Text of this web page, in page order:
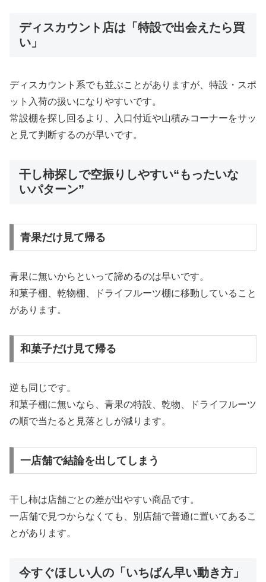
ディスカウント店は「特設で出会えたら買
い」
ディスカウント系でも並ぶことがありますが、特設・スポ
ット入荷の扱いになりやすいです。
常設棚を探し回るより、入口付近や山積みコーナーをサッ
と見て判断するのが早いです。
干し柿探しで空振りしやすい“もったいな
いパターン”
青果だけ見て帰る
青果に無いからといって諦めるのは早いです。
和菓子棚、乾物棚、ドライフルーツ棚に移動していること
があります。
和菓子だけ見て帰る
逆も同じです。
和菓子棚に無いなら、青果の特設、乾物、ドライフルーツ
の順で当たると見落としが減ります。
一店舗で結論を出してしまう
干し柿は店舗ごとの差が出やすい商品です。
一店舗で見つからなくても、別店舗で普通に置いてあるこ
とがあります。
今すぐほしい人の「いちばん早い動き方」